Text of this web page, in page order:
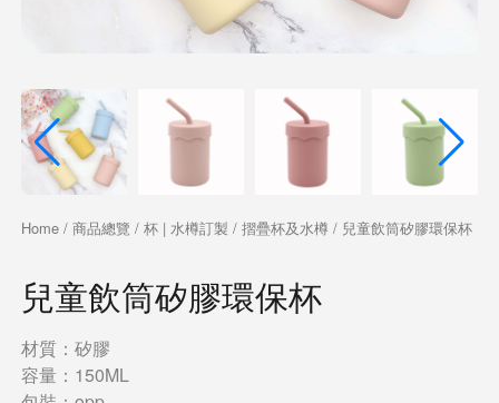
Home/ 商品總覽 / 杯 | 水樽訂製 / 摺疊杯及水樽/ 兒童飲筒矽膠環保杯
兒童飲筒矽膠環保杯
材質：矽膠
容量：150ML